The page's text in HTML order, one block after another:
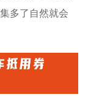
多了自然就会